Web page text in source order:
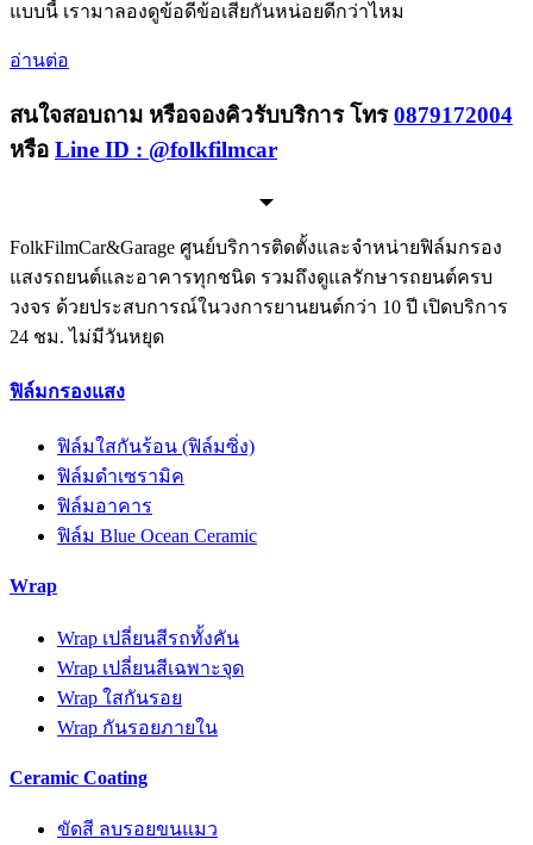
แบบนี้ เรามาลองดูข้อดีข้อเสียกันหน่อยดีกว่าไหม
อ่านต่อ
สนใจสอบถาม หรือจองคิวรับบริการ โทร0879172004
หรือ Line ID : @folkfilmcar
FolkFilmCar&Garage ศูนย์บริการติดตั้งและจำหน่ายฟิล์มกรอง
แสงรถยนต์และอาคารทุกชนิด รวมถึงดูแลรักษารถยนต์ครบ
วงจร ด้วยประสบการณ์ในวงการยานยนต์กว่า 10 ปี เปิดบริการ
24 ชม. ไม่มีวันหยุด
ฟิล์มกรองแสง
ฟิล์มใสกันร้อน (ฟิล์มซิ่ง)
ฟิล์มดำเซรามิค
ฟิล์มอาคาร
ฟิล์ม Blue Ocean Ceramic
Wrap
Wrap เปลี่ยนสีรถทั้งคัน
Wrap เปลี่ยนสีเฉพาะจุด
Wrap ใสกันรอย
Wrap กันรอยภายใน
Ceramic Coating
ขัดสี ลบรอยขนแมว